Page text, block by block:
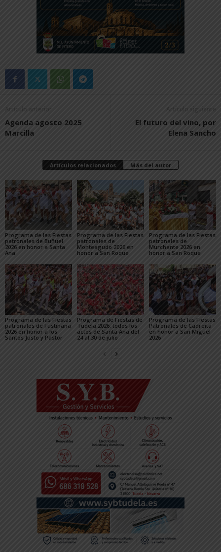
Artículo anterior
Agenda agosto 2025
Marcilla
Artículo siguiente
El futuro del vino, por
Elena Sancho
Artículos relacionados Más del autor
Programa de las Fiestas
patronales de Buñuel
2026 en honor a Santa
Ana
Programa de las Fiestas
patronales de
Monteagudo 2026 en
honor a San Roque
Programa de las Fiestas
patronales de
Murchante 2026 en
honor a San Roque
Programa de las Fiestas
patronales de Fustiñana
2026 en honor a los
Santos Justo y Pastor
Programa de Fiestas de
Tudela 2026: todos los
actos de Santa Ana del
24 al 30 de julio
Programa de las Fiestas
Patronales de Cadreita
en honor a San Miguel
2026